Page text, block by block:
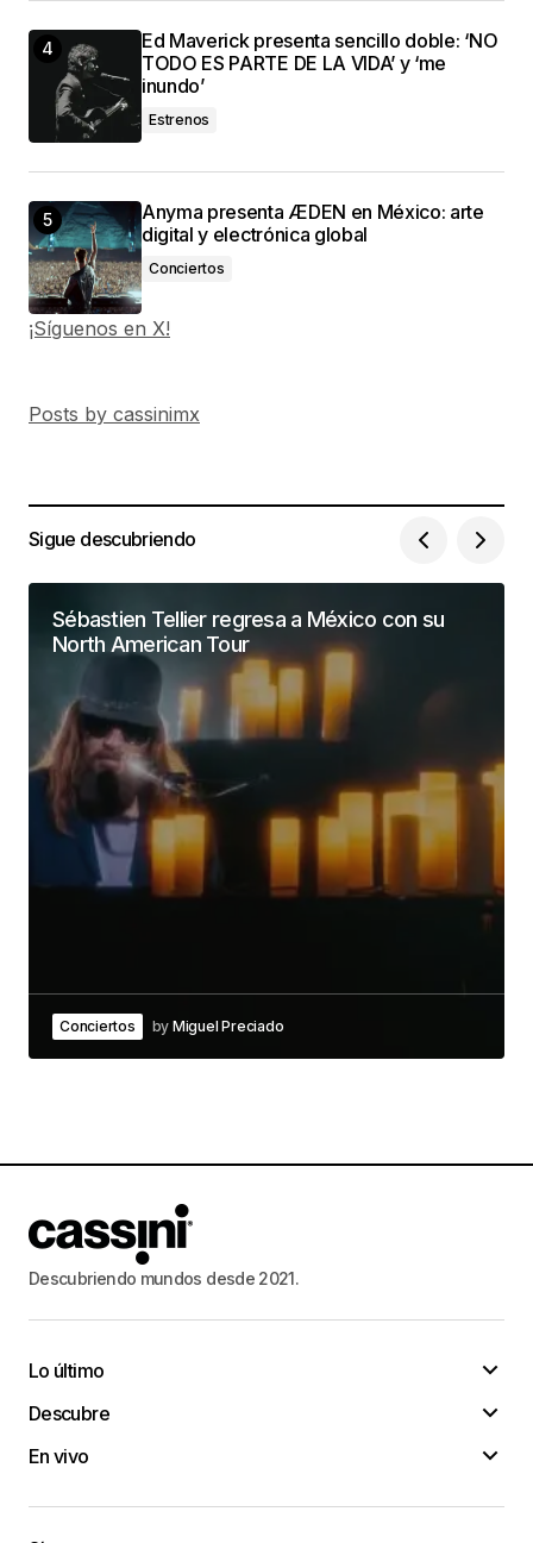
Ed Maverick presenta sencillo doble: ‘NO
TODO ES PARTE DE LA VIDA’ y ‘me
inundo’
Estrenos
Anyma presenta ÆDEN en México: arte
digital y electrónica global
Conciertos
¡Síguenos en X!
Posts by cassinimx
Sigue descubriendo
Sébastien Tellier regresa a México con su
North American Tour
Conciertos by Miguel Preciado
Descubriendo mundos desde 2021.
Lo último
Descubre
En vivo